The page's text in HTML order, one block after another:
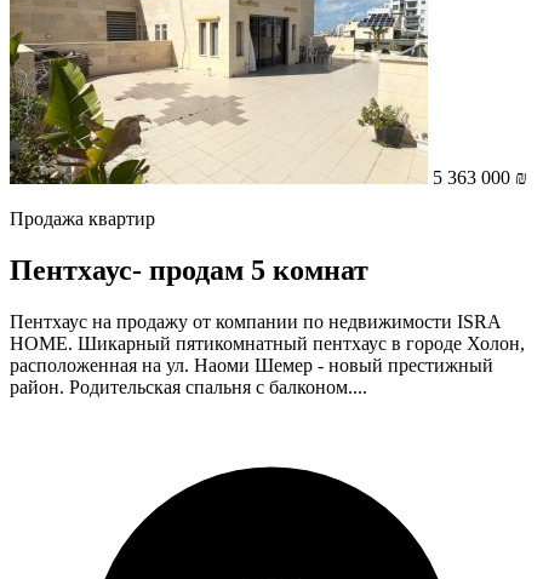
5 363 000 ₪
Продажа квартир
Пентхаус- продам 5 комнат
Пентхаус на продажу от компании по недвижимости ISRA
HOME. Шикарный пятикомнатный пентхаус в городе Холон,
расположенная на ул. Наоми Шемер - новый престижный
район. Родительская спальня с балконом....